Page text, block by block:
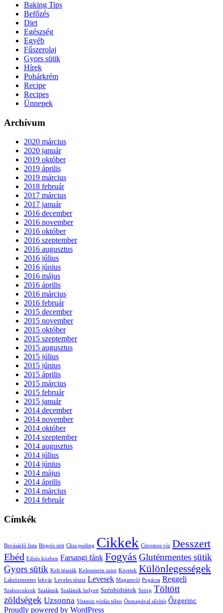
Baking Tips
Befőzés
Diet
Egészség
Egyéb
Fűszerolaj
Gyors sütik
Hírek
Pohárkrém
Recipe
Recipes
Ünnepek
Archívum
2020 március
2020 január
2019 október
2019 április
2019 március
2018 február
2017 március
2017 január
2016 december
2016 november
2016 október
2016 szeptember
2016 augusztus
2016 július
2016 június
2016 május
2016 április
2016 március
2016 február
2015 december
2015 november
2015 október
2015 szeptember
2015 augusztus
2015 július
2015 június
2015 április
2015 március
2015 február
2015 január
2014 december
2014 november
2014 október
2014 szeptember
2014 augusztus
2014 július
2014 június
2014 május
2014 április
2014 március
2014 február
Címkék
Bevásárló lista Bögrés süti Chia puding Cikkek Citromos víz Desszert
Ebéd Edzés közben Farsangi fánk Fogyás Gluténmentes sütik
Gyors sütik Kelt tészták Koleszterin szint Köretek Különlegességek
Laktózmentes lekvár Leveles tészta Levesek Magamról Pogácsa Reggeli
Szaloncukrok Szalámik Szalámik helyett Szénhidrátok Szörp Töltött
zöldségek Uzsonna Vitamin pótlás télen Önmagával sűrítés Őzgerinc
Proudly powered by WordPress